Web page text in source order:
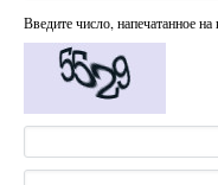
Введите число, напечатанное на